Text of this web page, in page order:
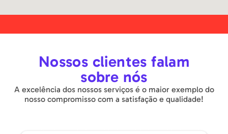
Nossos clientesfalam
sobre nós
A excelência dos nossos serviços é o maior exemplo do
nosso compromisso com a satisfação e qualidade!